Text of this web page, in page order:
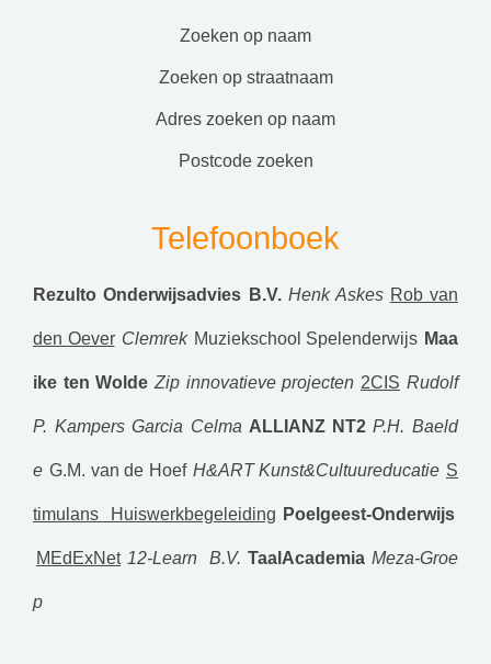
zoeken op naam
zoeken op straatnaam
adres zoeken op naam
postcode zoeken
Telefoonboek
Rezulto Onderwijsadvies B.V. Henk Askes Rob van
den Oever Clemrek Muziekschool Spelenderwijs Maa
ike ten Wolde Zip innovatieve projecten 2CIS Rudolf
P. Kampers Garcia Celma ALLIANZ NT2 P.H. Baeld
e G.M. van de Hoef H&ART Kunst&Cultuureducatie S
timulans Huiswerkbegeleiding Poelgeest-Onderwijs
MEdExNet 12-Learn B.V. TaalAcademia Meza-Groe
p